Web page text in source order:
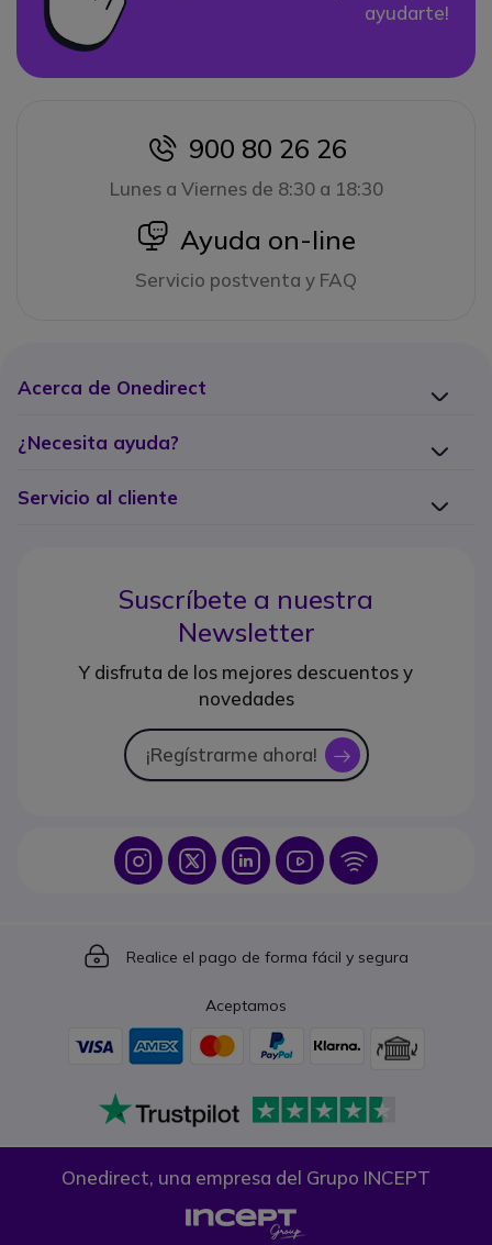
ayudarte!
icon
900 80 26 26
Lunes a Viernes de 8:30 a 18:30
icon
Ayuda on-line
Servicio postventa y FAQ
Acerca de Onedirect
¿Necesita ayuda?
Servicio al cliente
Suscríbete a nuestra
Newsletter
Y disfruta de los mejores descuentos y
novedades
¡Regístrarme ahora! icon
Icon IconIcon Icon Icon
Icon
Realice el pago de forma fácil y segura
Aceptamos
Onedirect, una empresa del Grupo INCEPT